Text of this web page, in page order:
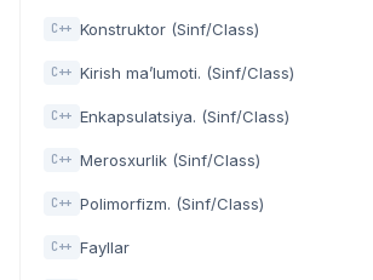
C++ Konstruktor (Sinf/Class)
C++ Kirish ma’lumoti. (Sinf/Class)
C++ Enkapsulatsiya. (Sinf/Class)
C++ Merosxurlik (Sinf/Class)
C++ Polimorfizm. (Sinf/Class)
C++ Fayllar